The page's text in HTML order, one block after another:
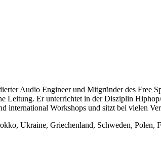
Audio Engineer und Mitgründer des Free
Er unterrichtet in der Disziplin
Workshops und sitzt bei vielen
Ukraine, Griechenland, Schweden, Polen,